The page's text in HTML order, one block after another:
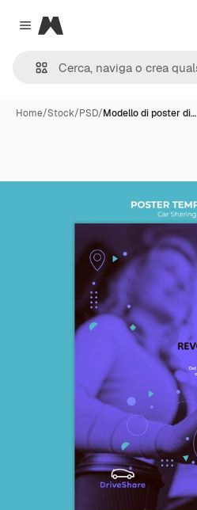
Close menu
Magnific
Home/Stock/PSD/Modello di poster di…